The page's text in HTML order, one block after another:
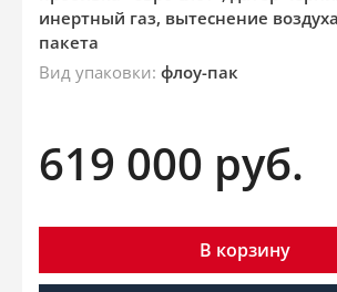
инертный газ, вытеснение
пакета
Вид упаковки: флоу-пак
619 000 руб.
В корзину